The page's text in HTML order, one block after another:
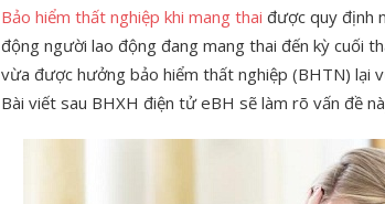
Bảo hiểm thất nghiệp khi mang thai được quy định
động người lao động đang mang thai đến kỳ cuối
vừa được hưởng bảo hiểm thất nghiệp (BHTN) lại
Bài viết sau BHXH điện tử eBH sẽ làm rõ vấn đề